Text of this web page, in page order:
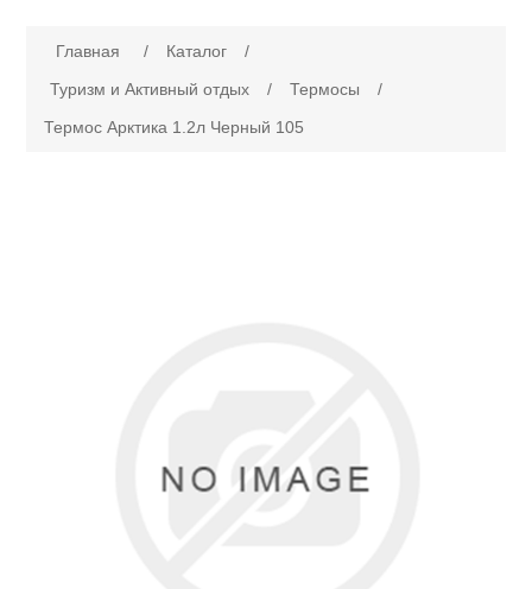
Каталог
Главная / Каталог
/
Туризм и Активный отдых
/ Термосы
/
Термос Арктика 1.2л Черный 105